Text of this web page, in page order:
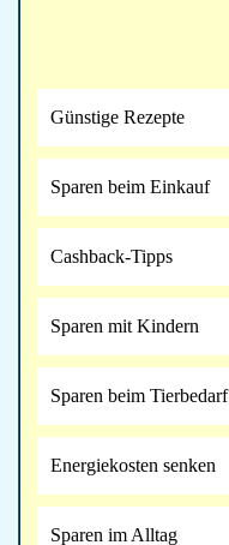
Günstige Rezepte
Sparen beim Einkauf
Cashback-Tipps
Sparen mit Kindern
Sparen beim Tierbedarf
Energiekosten senken
Sparen im Alltag